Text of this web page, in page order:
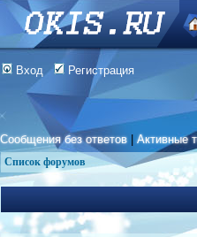
Вход Регистрация
Сообщения без ответов |Активные
Список форумов